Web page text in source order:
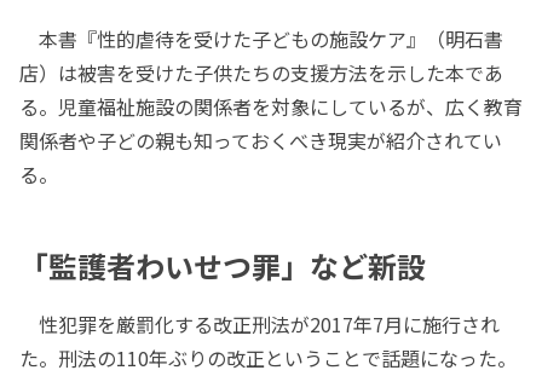
本書『性的虐待を受けた子どもの施設ケア』（明石書
店）は被害を受けた子供たちの支援方法を示した本であ
る。児童福祉施設の関係者を対象にしているが、広く教育
関係者や子どの親も知っておくべき現実が紹介されてい
る。
「監護者わいせつ罪」など新設
性犯罪を厳罰化する改正刑法が2017年7月に施行され
た。刑法の110年ぶりの改正ということで話題になった。